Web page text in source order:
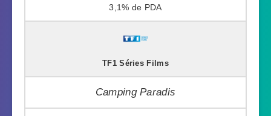
3,1%
TF1 Séries Films
Camping Paradis